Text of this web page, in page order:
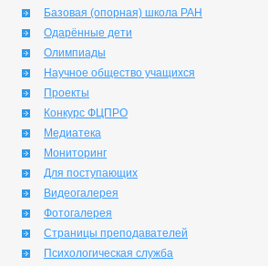
Базовая (опорная) школа РАН
Одарённые дети
Олимпиады
Научное общество учащихся
Проекты
Конкурс ФЦПРО
Медиатека
Мониторинг
Для поступающих
Видеогалерея
Фотогалерея
Страницы преподавателей
Психологическая служба